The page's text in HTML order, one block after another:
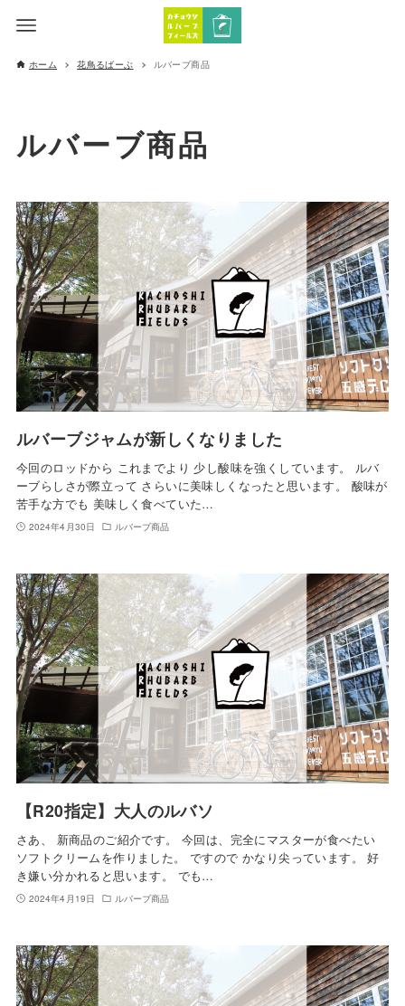
ホーム 花鳥るばーぶ ルバーブ商品
ルバーブ商品
ルバーブジャムが新しくなりました
今回のロッドから これまでより 少し酸味を強くしています。 ルバ
ーブらしさが際立って さらいに美味しくなったと思います。 酸味が
苦手な方でも 美味しく食べていた…
2024年4月30日 ルバーブ商品
【R20指定】大人のルバソ
さあ、 新商品のご紹介です。 今回は、完全にマスターが食べたい
ソフトクリームを作りました。 ですので かなり尖っています。 好
き嫌い分かれると思います。 でも…
2024年4月19日 ルバーブ商品